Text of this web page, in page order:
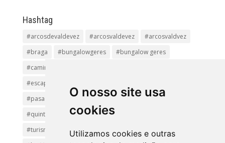
O nosso site usa
cookies
Utilizamos cookies e outras
Hashtag
#arcosdevaldevez #arcosvaldevez
#arcosvaldvez
#braga
#bungalowgeres
#bungalow geres
#caminhadas
#escapadinha
#pasadiços
#passadiçosdovez
#penedageres
#quintalamosa
#religião
#turismoreligioso
#turismorural
#vianadocastelo